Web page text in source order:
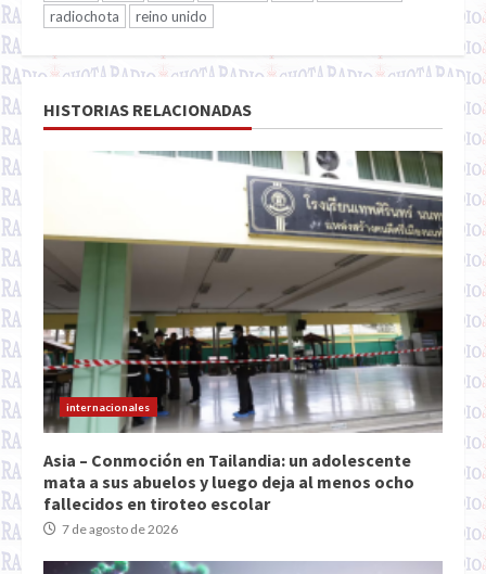
radiochota
reino unido
HISTORIAS RELACIONADAS
internacionales
Asia – Conmoción en Tailandia: un adolescente
mata a sus abuelos y luego deja al menos ocho
fallecidos en tiroteo escolar
7 de agosto de 2026